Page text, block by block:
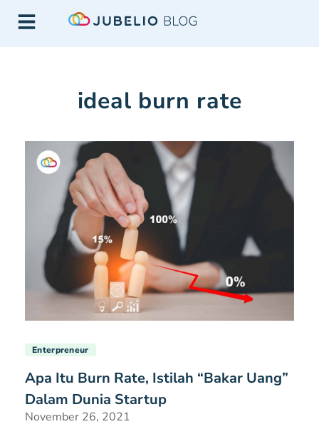
ideal burn rate
Enterpreneur
Apa Itu Burn Rate, Istilah “Bakar Uang”
Dalam Dunia Startup
November 26, 2021